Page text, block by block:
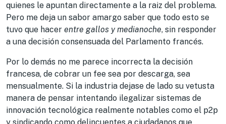
quienes le apuntan directamente a la raiz del problema.
Pero me deja un sabor amargo saber que todo esto se
tuvo que hacer entre gallos y medianoche, sin responder
a una decisión consensuada del Parlamento francés.
Por lo demás no me parece incorrecta la decisión
francesa, de cobrar un fee sea por descarga, sea
mensualmente. Si la industria dejase de lado su vetusta
manera de pensar intentando ilegalizar sistemas de
innovación tecnológica realmente notables como el p2p